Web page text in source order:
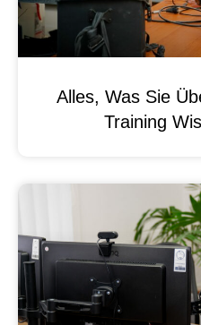
Alles, Was Sie
Training